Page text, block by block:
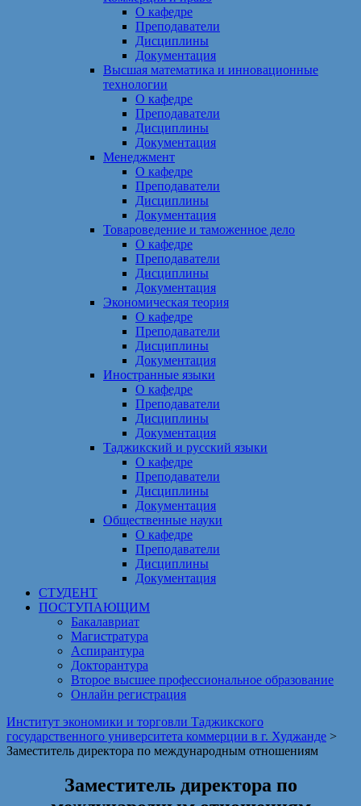
О кафедре
Преподаватели
Дисциплины
Документация
Высшая математика и инновационные
технологии
О кафедре
Преподаватели
Дисциплины
Документация
Менеджмент
О кафедре
Преподаватели
Дисциплины
Документация
Товароведение и таможенное дело
О кафедре
Преподаватели
Дисциплины
Документация
Экономическая теория
О кафедре
Преподаватели
Дисциплины
Документация
Иностранные языки
О кафедре
Преподаватели
Дисциплины
Документация
Таджикский и русский языки
О кафедре
Преподаватели
Дисциплины
Документация
Общественные науки
О кафедре
Преподаватели
Дисциплины
Документация
СТУДЕНТ
ПОСТУПАЮЩИМ
Бакалавриат
Магистратура
Аспирантура
Докторантура
Второе высшее профессиональное образование
Онлайн регистрация
Институт экономики и торговли Таджикского
государственного университета коммерции в г. Худжанде >
Заместитель директора по международным отношениям
Заместитель директора по